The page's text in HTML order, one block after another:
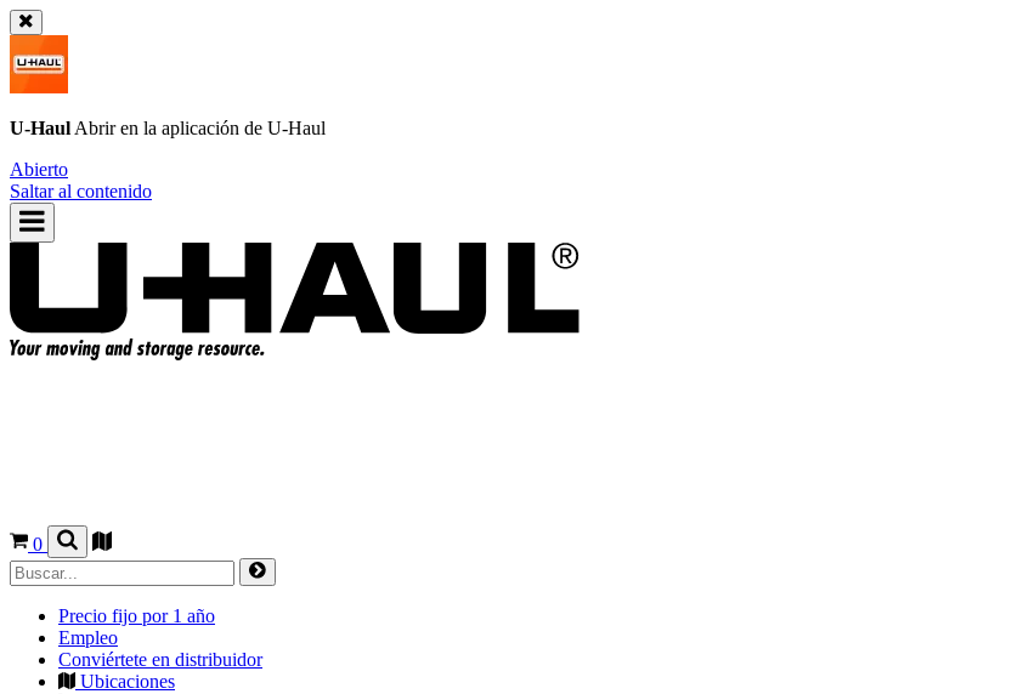
U-Haul Abrir en la aplicación de U-Haul
Abierto
Saltar al contenido
0
Precio fijo por 1 año
Empleo
Conviértete en distribuidor
Ubicaciones